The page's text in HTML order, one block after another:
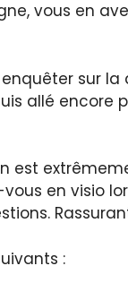
vous en
sur la
allé encore
est
en visio
: